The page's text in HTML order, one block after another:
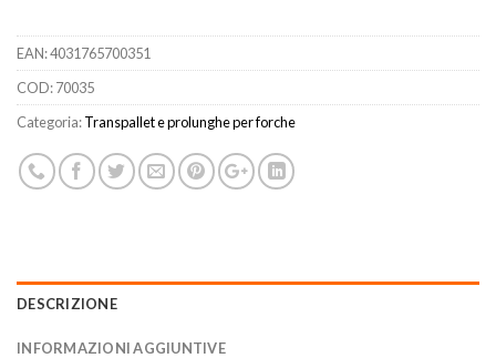
EAN:4031765700351
COD:70035
Categoria:Transpallet e prolunghe per forche
DESCRIZIONE
INFORMAZIONI AGGIUNTIVE